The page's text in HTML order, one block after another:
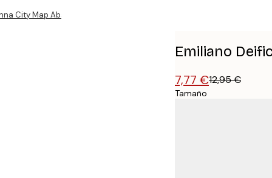
City Map Abstract Poster
Emiliano
7,77 €12,95 €
Tamaño